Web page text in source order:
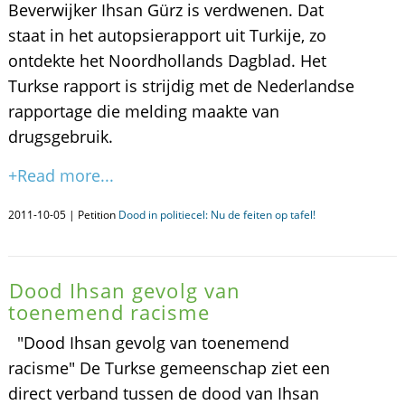
Beverwijker Ihsan Gürz is verdwenen. Dat
staat in het autopsierapport uit Turkije, zo
ontdekte het Noordhollands Dagblad. Het
Turkse rapport is strijdig met de Nederlandse
rapportage die melding maakte van
drugsgebruik.
+Read more...
2011-10-05 | Petition Dood in politiecel: Nu de feiten op tafel!
Dood Ihsan gevolg van
toenemend racisme
"Dood Ihsan gevolg van toenemend
racisme" De Turkse gemeenschap ziet een
direct verband tussen de dood van Ihsan